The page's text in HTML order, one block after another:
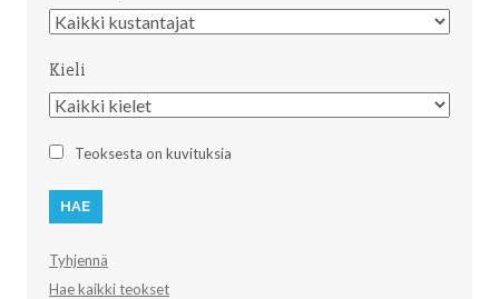
Kustantaja
Kieli
Kieli
Teoksesta on kuvituksia
Tyhjennä
Hae kaikki teokset